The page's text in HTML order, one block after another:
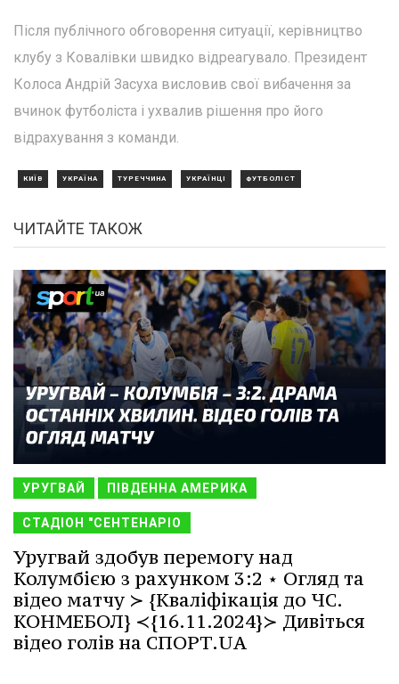
Після публічного обговорення ситуації, керівництво
клубу з Ковалівки швидко відреагувало. Президент
Колоса Андрій Засуха висловив свої вибачення за
вчинок футболіста і ухвалив рішення про його
відрахування з команди.
КИЇВ УКРАЇНА ТУРЕЧЧИНА УКРАЇНЦІ ФУТБОЛІСТ
ЧИТАЙТЕ ТАКОЖ
УРУГВАЙ ПІВДЕННА АМЕРИКА
СТАДІОН "СЕНТЕНАРІО
Уругвай здобув перемогу над
Колумбією з рахунком 3:2 ⋆ Огляд та
відео матчу ≻ {Кваліфікація до ЧС.
КОНМЕБОЛ} ≺{16.11.2024}≻ Дивіться
відео голів на СПОРТ.UA